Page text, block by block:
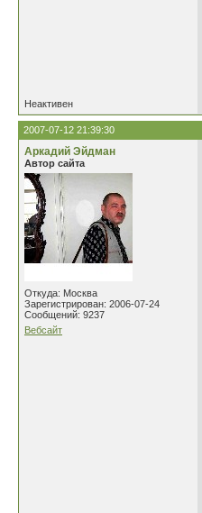
Неактивен
2007-07-12 21:39:30
Аркадий Эйдман
Автор сайта
Откуда: Москва
Зарегистрирован: 2006-07-24
Сообщений: 9237
Вебсайт